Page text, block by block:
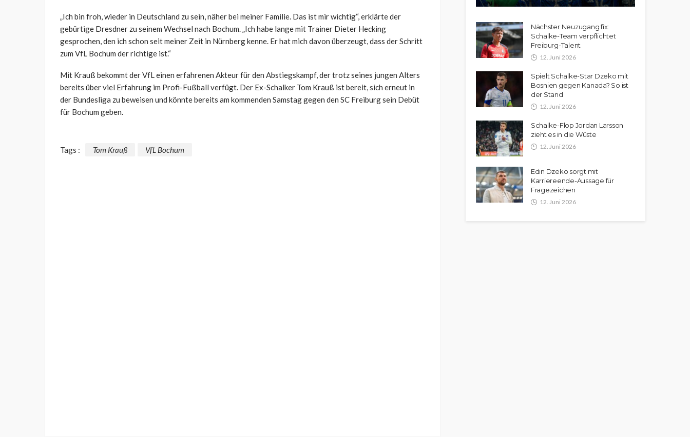
„Ich bin froh, wieder in Deutschland zu sein, näher bei meiner Familie. Das ist mir wichtig“, erklärte der
gebürtige Dresdner zu seinem Wechsel nach Bochum. „Ich habe lange mit Trainer Dieter Hecking
gesprochen, den ich schon seit meiner Zeit in Nürnberg kenne. Er hat mich davon überzeugt, dass der Schritt
zum VfL Bochum der richtige ist.“
Mit Krauß bekommt der VfL einen erfahrenen Akteur für den Abstiegskampf, der trotz seines jungen Alters
bereits über viel Erfahrung im Profi-Fußball verfügt. Der Ex-Schalker Tom Krauß ist bereit, sich erneut in
der Bundesliga zu beweisen und könnte bereits am kommenden Samstag gegen den SC Freiburg sein Debüt
für Bochum geben.
Tags : Tom Krauß VfL Bochum
Nächster Neuzugang fix:
Schalke-Team verpflichtet
Freiburg-Talent
12. Juni 2026
Spielt Schalke-Star Dzeko mit
Bosnien gegen Kanada? So ist
der Stand
12. Juni 2026
Schalke-Flop Jordan Larsson
zieht es in die Wüste
12. Juni 2026
Edin Dzeko sorgt mit
Karriereende-Aussage für
Fragezeichen
12. Juni 2026